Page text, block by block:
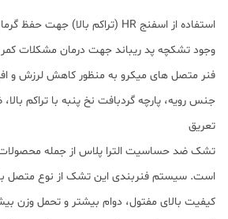
استفاده از اسفنج HR (تراکم بالا) جهت حفظ گرما و حالت ارگونومیک بدن
وجود تشکچه پد ریباند جهت درمان مشکلات
فنر متصل های میکرو به منظور کاهش لرزش و
جنس رویه، پارچه گردبافت نخ پنبه با تراکم
تعریق
تشک ضد حساسیت الترا پلاس از جمله
است. سیستم فنربندی این تشک از نوع متصل
کیفیت بالای مفتول، دوام بیشتر و تحمل وزن